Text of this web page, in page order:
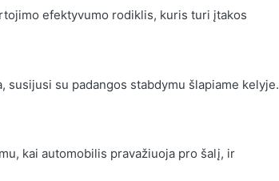
efektyvumo rodiklis, kuris turi įtakos
susijusi su padangos stabdymu šlapiame kelyje.
kai automobilis pravažiuoja pro šalį, ir